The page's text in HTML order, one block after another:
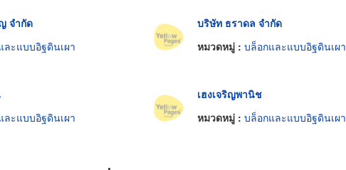
จำกัด
ละแบบอิฐดินเผา
บริษัท ธราดล จำกัด
หมวดหมู่ : บล็อกและแบบอิฐดินเผา
ละแบบอิฐดินเผา
เฮงเจริญพานิช
หมวดหมู่ : บล็อกและแบบอิฐดินเผา